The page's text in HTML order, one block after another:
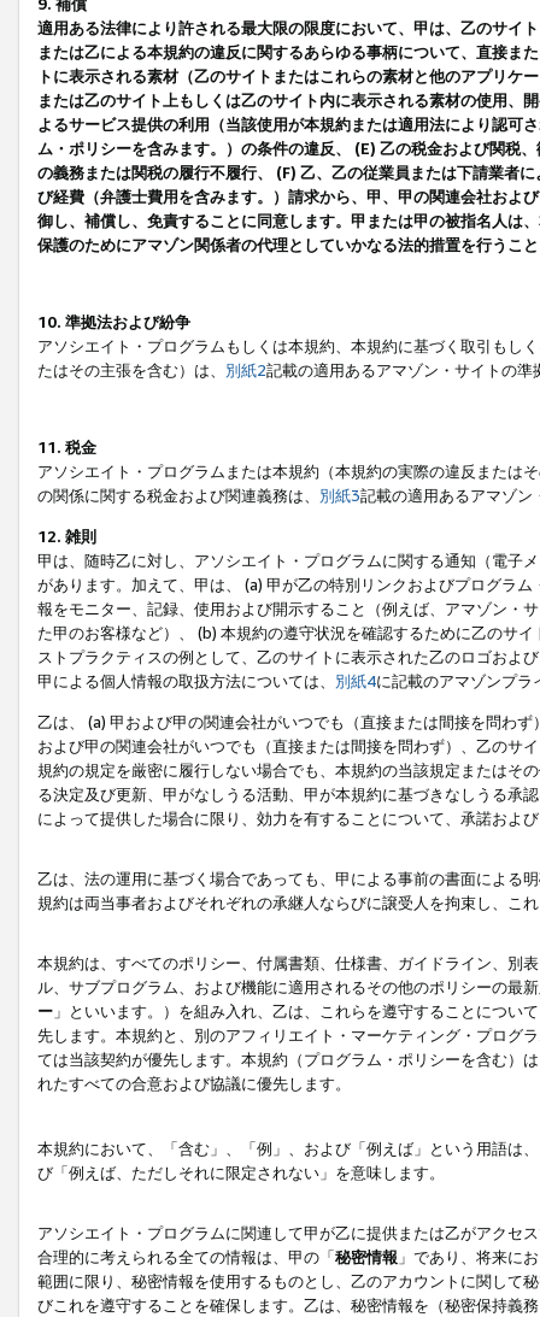
9. 補償
適用ある法律により許される最大限の限度において、甲は、乙のサイ
または乙による本規約の違反に関するあらゆる事柄について、直接ま
トに表示される素材（乙のサイトまたはこれらの素材と他のアプリ
または乙のサイト上もしくは乙のサイト内に表示される素材の使用、
よるサービス提供の利用（当該使用が本規約または適用法により認可
ム・ポリシーを含みます。）の条件の違反、 (E) 乙の税金および関税
の義務または関税の履行不履行、 (F) 乙、乙の従業員または下請業者
び経費（弁護士費用を含みます。）請求から、甲、甲の関連会社およ
御し、補償し、免責することに同意します。甲または甲の被指名人は
保護のためにアマゾン関係者の代理としていかなる法的措置を行うこ
10. 準拠法および紛争
アソシエイト・プログラムもしくは本規約、本規約に基づく取引もし
たはその主張を含む）は、 別紙2記載の適用あるアマゾン・サイトの
11. 税金
アソシエイト・プログラムまたは本規約（本規約の実際の違反または
の関係に関する税金および関連義務は、 別紙3記載の適用あるアマゾン
12. 雑則
甲は、随時乙に対し、アソシエイト・プログラムに関する通知（電子
があります。加えて、甲は、 (a) 甲が乙の特別リンクおよびプログラ
報をモニター、記録、使用および開示すること（例えば、アマゾン・
た甲のお客様など）、 (b) 本規約の遵守状況を確認するために乙のサ
ストプラクティスの例として、乙のサイトに表示された乙のロゴおよ
甲による個人情報の取扱方法については、 別紙4に記載のアマゾンプ
乙は、 (a) 甲および甲の関連会社がいつでも（直接または間接を問わ
および甲の関連会社がいつでも（直接または間接を問わず）、乙のサ
規約の規定を厳密に履行しない場合でも、本規約の当該規定またはそ
る決定及び更新、甲がなしうる活動、甲が本規約に基づきなしうる承
によって提供した場合に限り、効力を有することについて、承諾およ
乙は、法の運用に基づく場合であっても、甲による事前の書面による
規約は両当事者およびそれぞれの承継人ならびに譲受人を拘束し、こ
本規約は、すべてのポリシー、付属書類、仕様書、ガイドライン、別
ル、サブプログラム、および機能に適用されるその他のポリシーの最
ー 」といいます。）を組み入れ、乙は、これらを遵守することにつ
先します。本規約と、別のアフィリエイト・マーケティング・プログ
ては当該契約が優先します。本規約（プログラム・ポリシーを含む）
れたすべての合意および協議に優先します。
本規約において、「含む」、「例」、および「例えば」という用語は
び「例えば、ただしそれに限定されない」を意味します。
アソシエイト・プログラムに関連して甲が乙に提供または乙がアクセ
合理的に考えられる全ての情報は、甲の「秘密情報 」であり、将来に
範囲に限り、秘密情報を使用するものとし、乙のアカウントに関して
びこれを遵守することを確保します。乙は、秘密情報を（秘密保持義